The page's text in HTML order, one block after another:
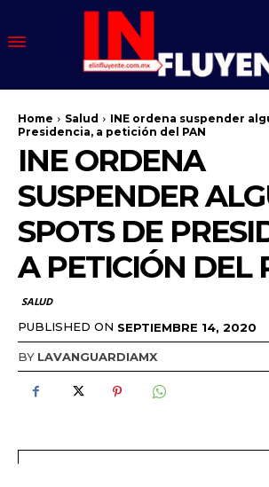
Home Salud
INE ordena suspender
Presidencia, a petición del PAN
INE ORDENA
SUSPENDER
SPOTS DE
A PETICIÓN DEL
SALUD
PUBLISHED ON SEPTIEMBRE 14, 2020
BY LAVANGUARDIAMX